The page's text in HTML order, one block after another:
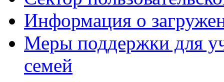
Информация о
Меры поддержки для
семей